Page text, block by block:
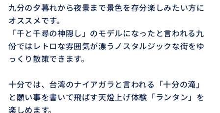
九分の夕暮れから夜景まで景色を存分楽しみたい方に
オススメです。
「千と千尋の神隠し」のモデルになったと言われる九
份ではレトロな雰囲気が漂うノスタルジックな街をゆ
っくり散策できます。
十分では、台湾のナイアガラと言われる「十分の滝」
と願い事を書いて飛ばす天燈上げ体験「ランタン」を
楽しめます。